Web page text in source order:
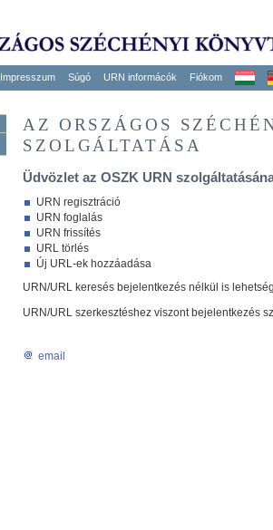
Impresszum Súgó URN informácók Fiókom
AZ ORSZÁGOS
SZOLGÁLTATÁSA
Üdvözlet az OSZK URN
URN regisztráció
URN foglalás
URN frissítés
URL törlés
Új URL-ek hozzáadása
URN/URL keresés bejelentkezés nélkül is
URN/URL szerkesztéshez viszont bejelentkezés
email